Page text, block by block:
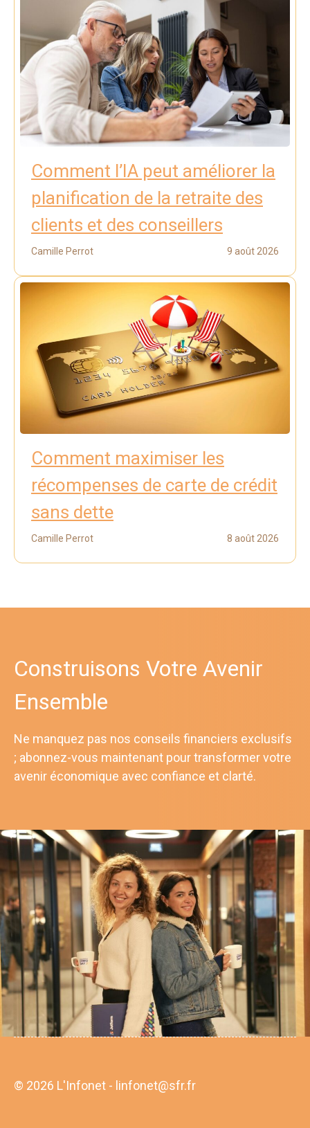
Comment l’IA peut améliorer la
planification de la retraite des
clients et des conseillers
Camille Perrot 9 août 2026
Comment maximiser les
récompenses de carte de crédit
sans dette
Camille Perrot 8 août 2026
Construisons Votre Avenir
Ensemble
Ne manquez pas nos conseils financiers exclusifs
; abonnez-vous maintenant pour transformer votre
avenir économique avec confiance et clarté.
© 2026 L'Infonet - linfonet@sfr.fr